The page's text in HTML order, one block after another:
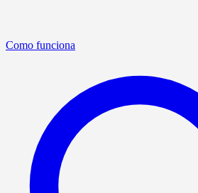
Como funciona